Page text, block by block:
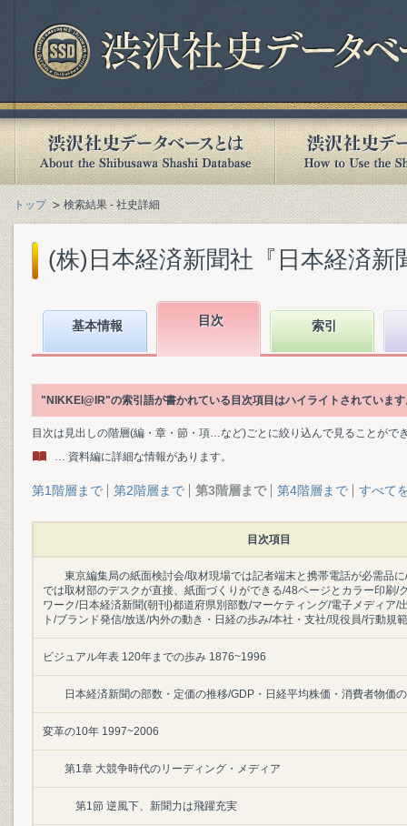
トップ 検索結果 - 社史詳細
(株)日本経済新聞社『日本経済新
基本情報 目次 索引
"NIKKEI@IR"の索引語が書かれている目次項目はハイライトされています
目次は見出しの階層(編・章・節・項…など)ごとに絞り込んで見ることがで
… 資料編に詳細な情報があります。
第1階層まで 第2階層まで 第3階層まで 第4階層まで すべて
目次項目
東京編集局の紙面検討会/取材現場では記者端末と携帯電話が必需品
では取材部のデスクが直接、紙面づくりができる/48ページとカラー印刷/
ワーク/日本経済新聞(朝刊)都道府県別部数/マーケティング/電子メディア/
ト/ブランド発信/放送/内外の動き・日経の歩み/本社・支社/現役員/行動規範
ビジュアル年表 120年までの歩み 1876~1996
日本経済新聞の部数・定価の推移/GDP・日経平均株価・消費者物価
変革の10年 1997~2006
第1章 大競争時代のリーディング・メディア
第1節 逆風下、新聞力は飛躍充実